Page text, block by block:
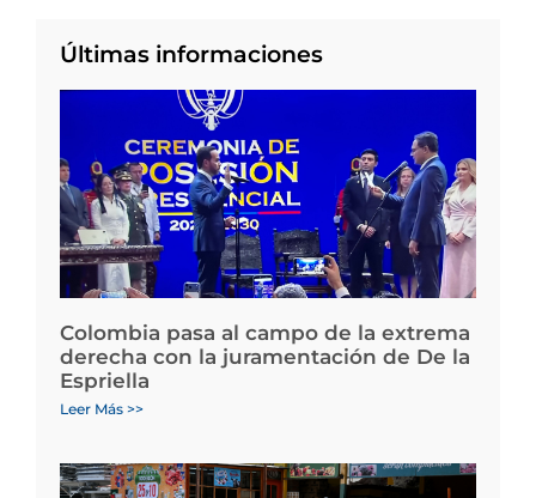
Últimas informaciones
Colombia pasa al campo de la extrema
derecha con la juramentación de De la
Espriella
Leer Más >>